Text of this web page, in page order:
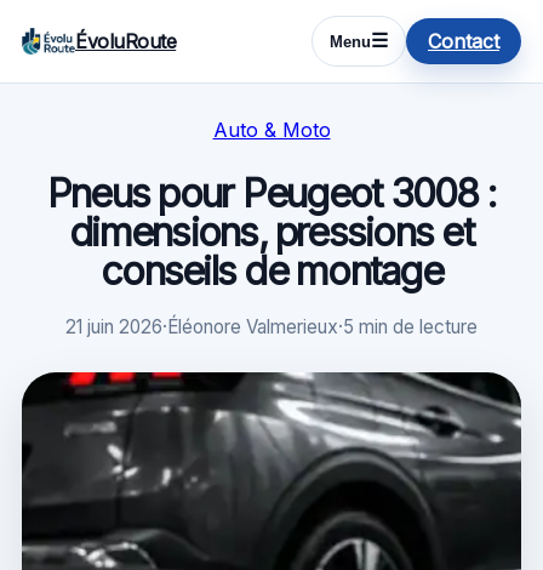
ÉvoluRoute Menu☰ Contact
Auto & Moto
Pneus pour Peugeot 3008 :
dimensions, pressions et
conseils de montage
21 juin 2026·Éléonore Valmerieux·5 min de lecture